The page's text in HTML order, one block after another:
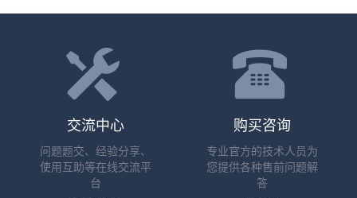
交流中心
问题题交、经验分享、
使用互助等在线交流平
台
购买咨询
专业官方的技术人员为
您提供各种售前问题解
答